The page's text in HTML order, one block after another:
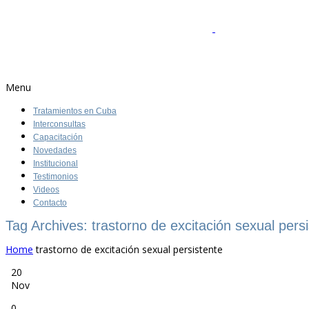
Menu
Tratamientos en Cuba
Interconsultas
Capacitación
Novedades
Institucional
Testimonios
Videos
Contacto
Tag Archives: trastorno de excitación sexual
Home trastorno de excitación sexual persistente
20
Nov